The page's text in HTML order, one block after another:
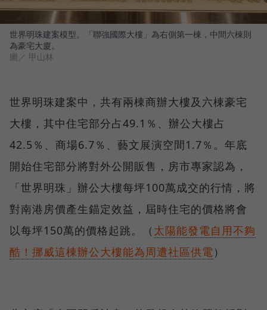
世界明珠建案模型。「聯強國際大樓」為右側第一棟，中間六棟則
為豪宅大廈。
圖／ 甲山林
世界明珠建案中，共有兩棟商辦大樓及六棟豪宅
大樓，其中住宅部分占49.1％、辦公大樓占
42.5％、商場6.7％、藝文展演空間1.7％。年底
開始住宅部分將對外公開販售，房市專家認為，
「世界明珠」辦公大樓每坪100萬成交的行情，將
對南港房價產生錨定效益，屆時住宅的價格將會
以每坪150萬的價格起跳。（ 太陽能發電自用不夠
酷！挪威這棟辦公大樓能為周遭社區供電）